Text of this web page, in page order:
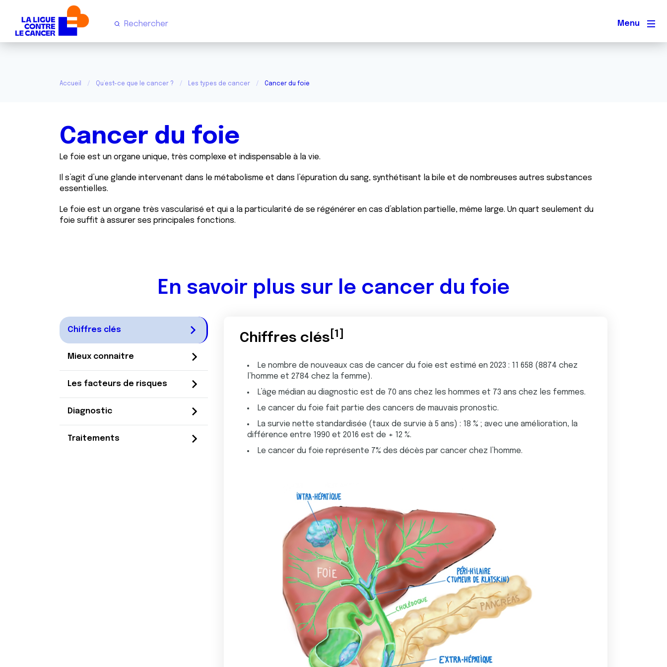
Menu
Accueil Qu’est-ce que le cancer ? Les types de cancer Cancer du foie
Cancer du foie
Le foie est un organe unique, très complexe et indispensable à la vie.
Il s’agit d’une glande intervenant dans le métabolisme et dans l’épuration du sang, synthétisant la bile et de nombreuses autres substances
essentielles.
Le foie est un organe très vascularisé et qui a la particularité de se régénérer en cas d’ablation partielle, même large. Un quart seulement du
foie suffit à assurer ses principales fonctions.
En savoir plus sur le cancer du foie
Chiffres clés
Mieux connaitre
Les facteurs de risques
Diagnostic
Traitements
Chiffres clés [1]
Le nombre de nouveaux cas de cancer du foie est estimé en 2023 : 11 658 (8874 chez
l’homme et 2784 chez la femme).
L’âge médian au diagnostic est de 70 ans chez les hommes et 73 ans chez les femmes.
Le cancer du foie fait partie des cancers de mauvais pronostic.
La survie nette standardisée (taux de survie à 5 ans) : 18 % ; avec une amélioration, la
différence entre 1990 et 2016 est de + 12 %.
Le cancer du foie représente 7% des décès par cancer chez l’homme.